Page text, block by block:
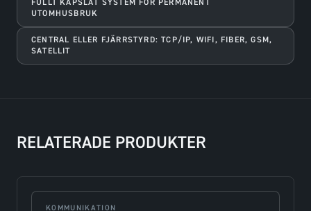
FULLT KAPSLAT SYSTEM FÖR PERMANENT
UTOMHUSBRUK
CENTRAL ELLER FJÄRRSTYRD: TCP/IP, WIFI, FIBER, GSM,
SATELLIT
RELATERADE PRODUKTER
KOMMUNIKATION